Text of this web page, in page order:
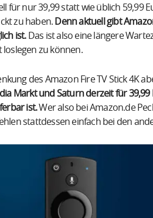
für nur 39,99 statt wie üblich 59,99
zu haben. Denn aktuell gibt
ist.Das ist also eine längere
zu können.
des Amazon Fire TV Stick 4K
Markt und Saturn derzeit für
ist.Wer also bei Amazon.de
stattdessen einfach bei den